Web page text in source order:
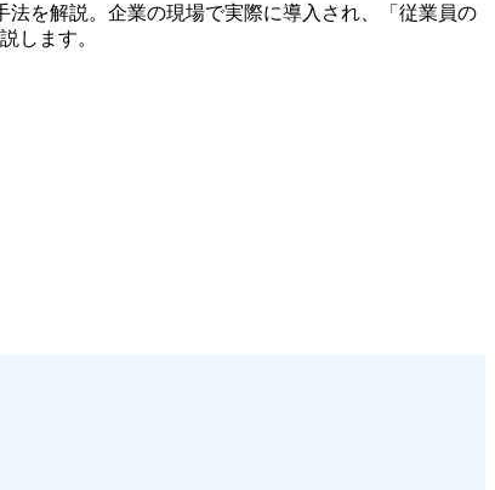
を解説。企業の現場で実際に導入され、「従業員の
します。